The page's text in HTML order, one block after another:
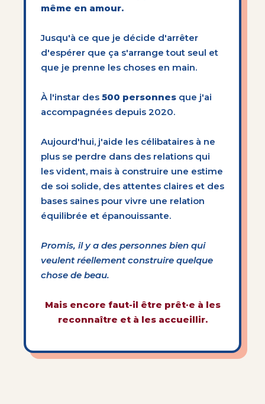
même en amour.
Jusqu'à ce que je décide d'arrêter
d'espérer que ça s'arrange tout seul et
que je prenne les choses en main.
À l'instar des 500 personnes que j'ai
accompagnées depuis 2020.
Aujourd'hui, j'aide les célibataires à ne
plus se perdre dans des relations qui
les vident, mais à construire une estime
de soi solide, des attentes claires et des
bases saines pour vivre une relation
équilibrée et épanouissante.
Promis, il y a des personnes bien qui
veulent réellement construire quelque
chose de beau.
Mais encore faut-il être prêt·e à les
reconnaître et à les accueillir.